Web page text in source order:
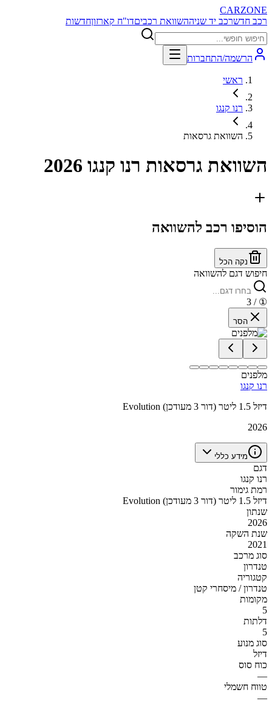
CARZONE
רכב חדשרכב יד שניההשוואת רכביםדו"ח קארזוןחדשות
הרשמה/התחברות
ראשי
רנו קנגו
השוואת גרסאות
השוואת גרסאות רנו קנגו 2026
הוסיפו רכב להשוואה
נקה הכל
חיפוש דגם להשוואה
①
/ 3
הסר
מלפנים
רנו קנגו
Evolution דיזל 1.5 ליטר (דור 3 מעודכן)
2026
מידע כללי
דגם
רנו קנגו
רמת גימור
Evolution דיזל 1.5 ליטר (דור 3 מעודכן)
שנתון
2026
שנת השקה
2021
סוג מרכב
טנדרון
קטגוריה
טנדרון / מיסחרי קטן
מקומות
5
דלתות
5
סוג מנוע
דיזל
כוח סוס
—
טווח חשמלי
—